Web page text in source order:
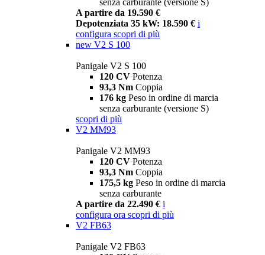
senza carburante (versione S)
A partire da 19.590 €
Depotenziata 35 kW: 18.590 € i
configura scopri di più
new V2 S 100
Panigale V2 S 100
120 CV Potenza
93,3 Nm Coppia
176 kg Peso in ordine di marcia
senza carburante (versione S)
scopri di più
V2 MM93
Panigale V2 MM93
120 CV Potenza
93,3 Nm Coppia
175,5 kg Peso in ordine di marcia
senza carburante
A partire da 22.490 € i
configura ora scopri di più
V2 FB63
Panigale V2 FB63